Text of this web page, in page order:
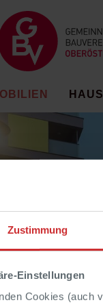
Zustimmung
Einstellungen
Cookies (auch